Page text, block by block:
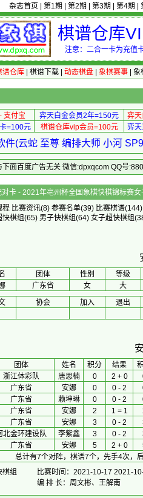
杂志首页 第1期 第2期 第3期 第4期
棋谱仓库
注意：二合一卡为充值
谱仓库| 棋谱下载| 动态棋盘| 象棋赛事| 象
支付宝 弈天白金会员2年=150元
弈
=100元
棋谱仓库vip会员=100元 弈
件(云蛇 至尊 编排大师 小河
下面百度广告无关 微信:dpxqcom QQ号
]的配对卡 - 2021年亳州杯
程 比赛资讯(8) 参赛名单(39) 比赛棋谱
快棋组(65) 男子快棋组(64) 女子超快棋组
团体 性别
等级
广东省 女
大
协会 加入 退出
团体 姓名 积分 结果
浙江体彩队 唐思楠 0 2 + 0
广东省 安娜 0 0 - 2
广东省 赖坤琳 0 0 - 2
广东省 安娜 2 1 = 1
广东省 安娜 3 0 - 2
北金环建设队 李紫鑫 3 0 - 2
广东省 安娜 5 2 + 0
总计有7个对阵，棋谱7个，先手4次，
棋组
比赛时间：2021-10-17 2021-
编 排 长：周文彬、王解南